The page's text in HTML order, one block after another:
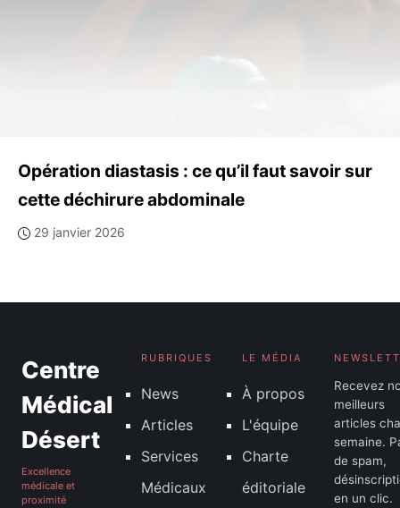
Opération diastasis : ce qu’il faut savoir sur
cette déchirure abdominale
29 janvier 2026
Centre
Médical
Désert
Excellence
médicale et
proximité
RUBRIQUES
News
Articles
Services
Médicaux
LE MÉDIA
À propos
L'équipe
Charte
éditoriale
Recevez
meilleurs
articles
semaine.
de spam,
en un clic.